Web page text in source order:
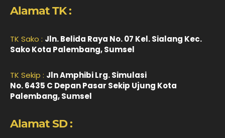
Alamat TK :
TK Sako : Jln. Belida Raya No. 07 Kel. Sialang Kec.
Sako Kota Palembang, Sumsel
TK Sekip : Jln Amphibi Lrg. Simulasi
No. 6435 C Depan Pasar Sekip Ujung Kota
Palembang, Sumsel
Alamat SD :